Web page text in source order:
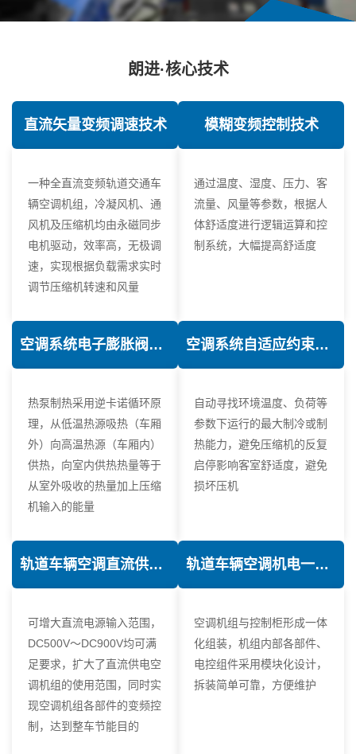
朗进·核心技术
直流矢量变频调速技术
一种全直流变频轨道交通车
辆空调机组，冷凝风机、通
风机及压缩机均由永磁同步
电机驱动，效率高，无极调
速，实现根据负载需求实时
调节压缩机转速和风量
模糊变频控制技术
通过温度、湿度、压力、客
流量、风量等参数，根据人
体舒适度进行逻辑运算和控
制系统，大幅提高舒适度
空调系统电子膨胀阀热力学优化技术
热泵制热采用逆卡诺循环原
理，从低温热源吸热（车厢
外）向高温热源（车厢内）
供热，向室内供热热量等于
从室外吸收的热量加上压缩
机输入的能量
空调系统自适应约束控制技术
自动寻找环境温度、负荷等
参数下运行的最大制冷或制
热能力，避免压缩机的反复
启停影响客室舒适度，避免
损坏压机
轨道车辆空调直流供电技术
可增大直流电源输入范围，
DC500V～DC900V均可满
足要求，扩大了直流供电空
调机组的使用范围，同时实
现空调机组各部件的变频控
制，达到整车节能目的
轨道车辆空调机电一体化技术
空调机组与控制柜形成一体
化组装，机组内部各部件、
电控组件采用模块化设计，
拆装简单可靠，方便维护